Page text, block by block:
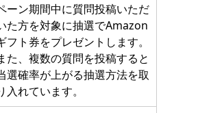
ーン期間中に質問投稿いただ
た方を対象に抽選でAmazon
フト券をプレゼントします。
た、複数の質問を投稿すると
選確率が上がる抽選方法を取
入れています。